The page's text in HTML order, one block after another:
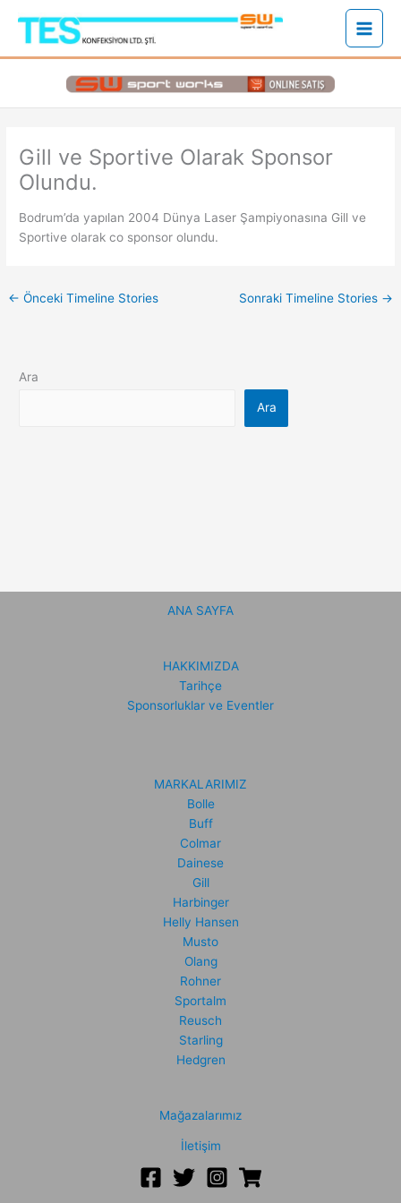
Gill ve Sportive Olarak Sponsor
Olundu.
Bodrum’da yapılan 2004 Dünya Laser Şampiyonasına Gill ve
Sportive olarak co sponsor olundu.
← Önceki Timeline Stories Sonraki Timeline Stories →
Ara
Ara
ANA SAYFA
HAKKIMIZDA
Tarihçe
Sponsorluklar ve Eventler
MARKALARIMIZ
Bolle
Buff
Colmar
Dainese
Gill
Harbinger
Helly Hansen
Musto
Olang
Rohner
Sportalm
Reusch
Starling
Hedgren
Mağazalarımız
İletişim